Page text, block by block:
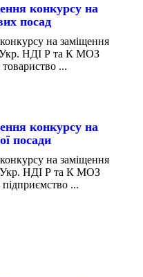
конкурсу на
посад
на заміщення
НДІ Р та К МОЗ
...
конкурсу на
посади
на заміщення
НДІ Р та К МОЗ
...